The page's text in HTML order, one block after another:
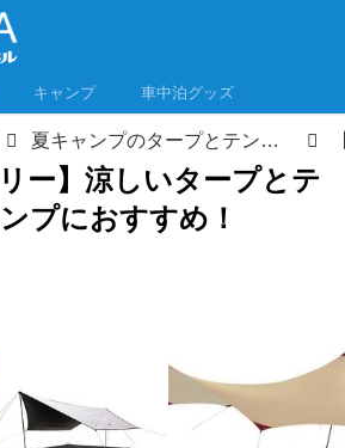
キャンプ 車中泊グッズ
夏キャンプのタープとテントは涼しさで勝負！日差しをブロック、熱を吸収、高機能な12モデル！
ー】涼しいタープとテ
プにおすすめ！